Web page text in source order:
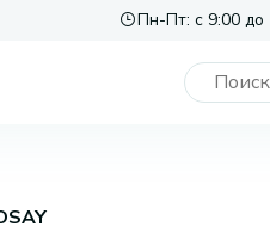
Пн-Пт: с 9:00 до